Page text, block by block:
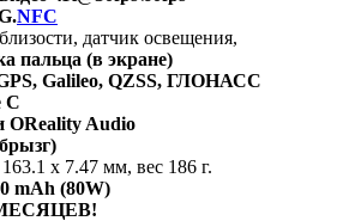
NFC
датчик освещения,
пальца (в экране)
Galileo, QZSS, ГЛОНАСС
C
OReality Audio
х 7.47 мм, вес 186 г.
mAh (80W)